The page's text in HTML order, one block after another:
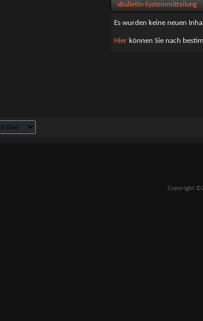
vBulletin-Systemmitteilung
Es wurden keine neuen
Hier können Sie nach
Copyright